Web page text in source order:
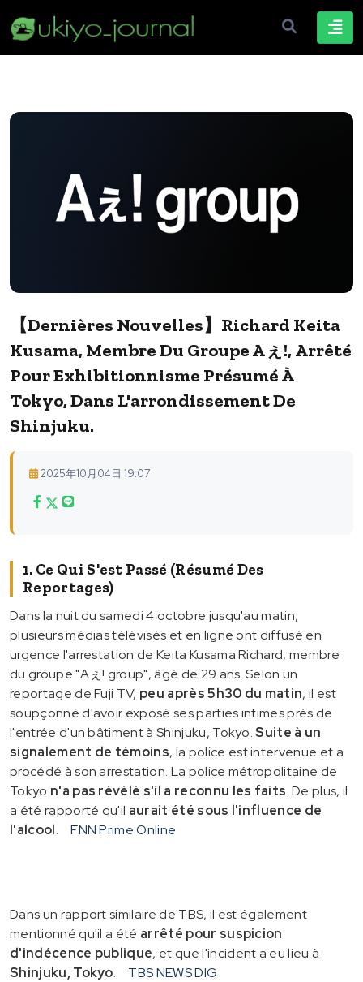
【Dernières Nouvelles】Richard Keita
Kusama, Membre Du Groupe Aぇ!, Arrêté
Pour Exhibitionnisme Présumé À
Tokyo, Dans L'arrondissement De
Shinjuku.
2025年10月04日 19:07
1. Ce Qui S'est Passé (résumé Des
Reportages)
Dans la nuit du samedi 4 octobre jusqu'au matin,
plusieurs médias télévisés et en ligne ont diffusé en
urgence l'arrestation de Keita Kusama Richard, membre
du groupe "Aぇ! group", âgé de 29 ans. Selon un
reportage de Fuji TV, peu après 5h30 du matin, il est
soupçonné d'avoir exposé ses parties intimes près de
l'entrée d'un bâtiment à Shinjuku, Tokyo.Suite à un
signalement de témoins, la police est intervenue et a
procédé à son arrestation. La police métropolitaine de
Tokyo n'a pas révélé s'il a reconnu les faits. De plus, il
a été rapporté qu'il aurait été sous l'influence de
l'alcool. FNN Prime Online
Dans un rapport similaire de TBS, il est également
mentionné qu'il a été arrêté pour suspicion
d'indécence publique, et que l'incident a eu lieu à
Shinjuku, Tokyo. TBS NEWS DIG